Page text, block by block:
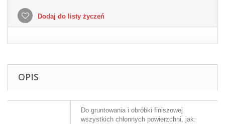
Dodaj do listy życzeń
OPIS
Do gruntowania i obróbki finiszowej
wszystkich chłonnych powierzchni, jak: